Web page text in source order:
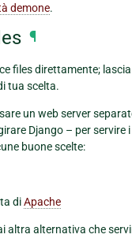
demone.
¶
files direttamente;
tua scelta.
un web server
Django – per servire
buone scelte:
diApache
altra alternativa che